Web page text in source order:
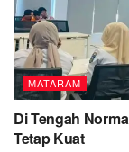
MATARAM
Di Tengah
Tetap Kuat